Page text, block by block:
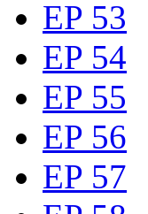
EP 53
EP 54
EP 55
EP 56
EP 57